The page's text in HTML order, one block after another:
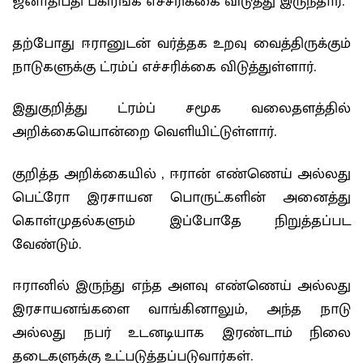
தற்போது ஈரானுடன் வர்த்தக உறவு வைத்திருக்கும்
நாடுகளுக்கு ட்ரம்ப் எச்சரிக்கை விடுத்துள்ளார்.
இதுகுறித்து ட்ரம்ப் சமூக வலைதளத்தில்
அறிக்கையொன்றை வெளியிட்டுள்ளார்.
குறித்த அறிக்கையில் , ஈரான் எண்ணெய் அல்லது
பெட்ரோ இரசாயன பொருட்களின் அனைத்து
கொள்முதல்களும் இப்போதே நிறுத்தப்பட
வேண்டும்.
ஈரானில் இருந்து எந்த அளவு எண்ணெய் அல்லது
இரசாயனங்களை வாங்கினாலும், அந்த நாடு
அல்லது நபர் உடனடியாக இரண்டாம் நிலை
தடைகளுக்கு உட்படுத்தப்படுவார்கள்.